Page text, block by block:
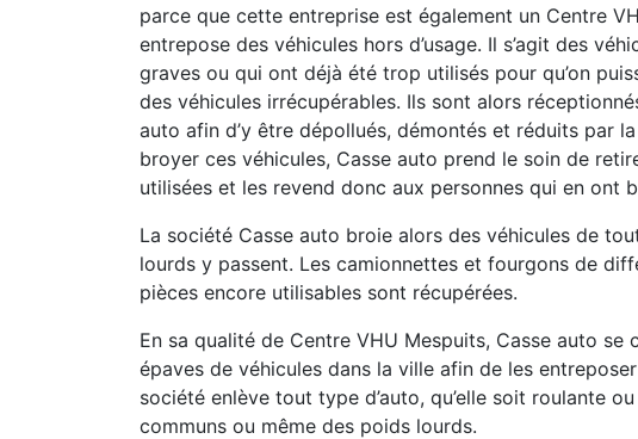
parce que cette entreprise est également un Centre
entrepose des véhicules hors d’usage. Il s’agit des
graves ou qui ont déjà été trop utilisés pour qu’on
des véhicules irrécupérables. Ils sont alors
auto afin d’y être dépollués, démontés et réduits par
broyer ces véhicules, Casse auto prend le soin de
utilisées et les revend donc aux personnes qui en ont
La société Casse auto broie alors des véhicules de
lourds y passent. Les camionnettes et fourgons de
pièces encore utilisables sont récupérées.
En sa qualité de Centre VHU Mespuits, Casse auto se
épaves de véhicules dans la ville afin de les
société enlève tout type d’auto, qu’elle soit roulante
communs ou même des poids lourds.